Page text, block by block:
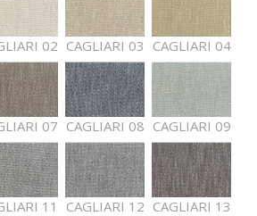
02 CAGLIARI 03 CAGLIARI 04
07 CAGLIARI 08 CAGLIARI 09
11 CAGLIARI 12 CAGLIARI 13